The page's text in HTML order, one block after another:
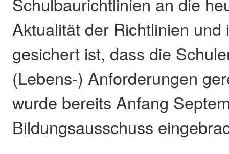
Aktualität der Richtlinien und
gesichert ist, dass die
(Lebens-) Anforderungen
wurde bereits Anfang
Bildungsausschuss